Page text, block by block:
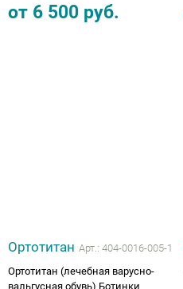
от 6 500 руб.
Ортотитан Арт.: 404-0016-005-1
Ортотитан (лечебная варусно-
вальгусная обувь) Ботинки